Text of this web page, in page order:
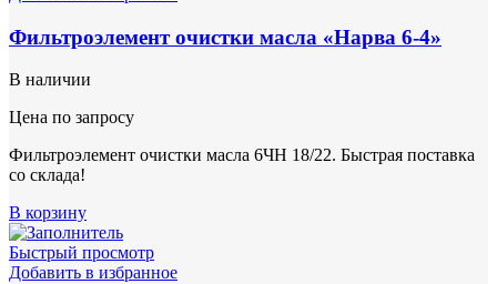
Фильтроэлемент очистки масла «Нарва 6-4»
В наличии
Цена по запросу
Фильтроэлемент очистки масла 6ЧН 18/22. Быстрая поставка
со склада!
В корзину
Быстрый просмотр
Добавить в избранное